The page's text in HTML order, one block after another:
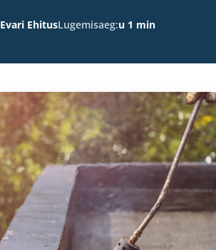
Evari EhitusLugemisaeg:u 1 min